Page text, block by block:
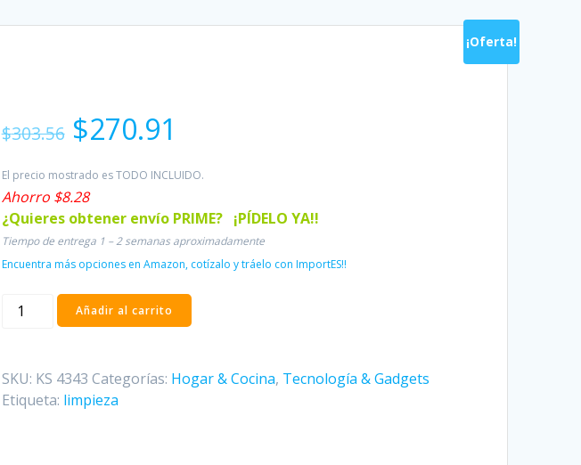
¡Oferta!
$303.56 El
precio
original
era:
$303.56.
$270.91
actual
es:
$270.91.
El precio mostrado es TODO INCLUIDO.
Ahorro $8.28
¿Quieres obtener envío PRIME? ¡PÍDELO YA!!
Tiempo de entrega 1 – 2 semanas aproximadamente
Encuentra más opciones en Amazon, cotízalo y tráelo con ImportES!!
Limpiador
Añadir al carrito
SKU: KS 4343 Categorías: Hogar & Cocina, Tecnología & Gadgets
Etiqueta: limpieza